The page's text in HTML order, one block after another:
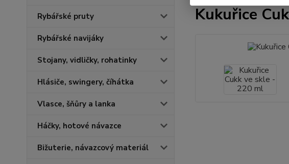
Rybářské pruty
Rybářské navijáky
Stojany, vidličky, rohatinky
Hlásiče, swingery, číhátka
Vlasce, šňůry a lanka
Háčky, hotové návazce
Bižuterie, návazcový materiál
Kukuřice